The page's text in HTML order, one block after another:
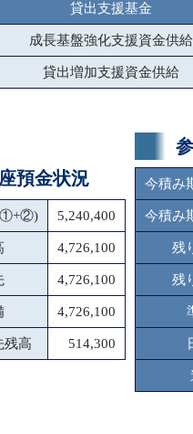
貸出支援基金
成長基盤強化支援資金供給
貸出増加支援資金供給
預金状況
(①+②) 5,240,400
4,726,100
4,726,100
4,726,100
残高 514,300
今積み
今積み
残
残